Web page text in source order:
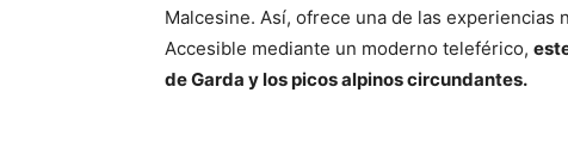
Malcesine. Así, ofrece una de las experiencias
Accesible mediante un moderno teleférico,
de Garda y los picos alpinos circundantes.